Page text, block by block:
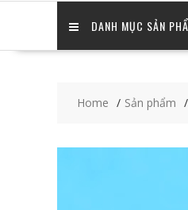
DANH MỤC SẢN
Home Sản phẩm